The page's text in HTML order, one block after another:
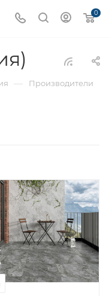
0
— Производители